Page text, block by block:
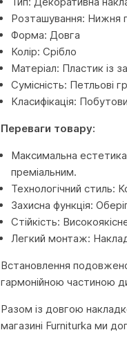
Розташування: Нижня
Форма: Довга
Колір: Срібло
Матеріал: Пластик із
Сумісність: Петльові
Класифікація:
Переваги товару:
Максимальна
преміальним.
Технологічний стиль:
Захисна функція:
Стійкість:
Легкий монтаж:
Встановлення
гармонійною частиною
Разом із довгою
магазині Furniturka ми